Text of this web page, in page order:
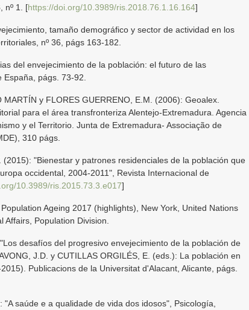
nº 1. [https://doi.org/10.3989/ris.2018.76.1.16.164]
tamaño demográfico y sector de actividad en los
nº 36, págs 163-182.
del envejecimiento de la población: el futuro de las
págs. 73-92.
MARTÍN y FLORES GUERRENO, E.M. (2006): Geoalex.
para el área transfronteriza Alentejo-Extremadura. Agencia
y el Territorio. Junta de Extremadura- Associação de
310 págs.
(2015): "Bienestar y patrones residenciales de la población que
occidental, 2004-2011", Revista Internacional de
10.3989/ris.2015.73.3.e017]
Ageing 2017 (highlights), New York, United Nations
Population Division.
desafíos del progresivo envejecimiento de la población de
J.D. y CUTILLAS ORGILÉS, E. (eds.): La población en
Publicacions de la Universitat d'Alacant, Alicante, págs.
"A saúde e a qualidade de vida dos idosos", Psicología,